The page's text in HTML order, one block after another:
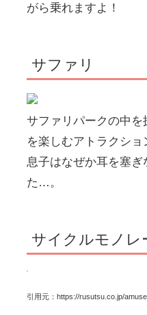
がら乗れますよ！
サファリ
サファリパークの中
を楽しむアトラクショ
息子はなぜか耳を塞ぎ
た…。
サイクルモノレ
引用元： https://rusutsu.co.jp/